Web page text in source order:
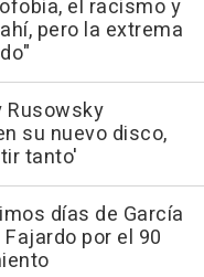
el racismo y
pero la extrema
Rusowsky
su nuevo disco,
tanto'
días de García
por el 90